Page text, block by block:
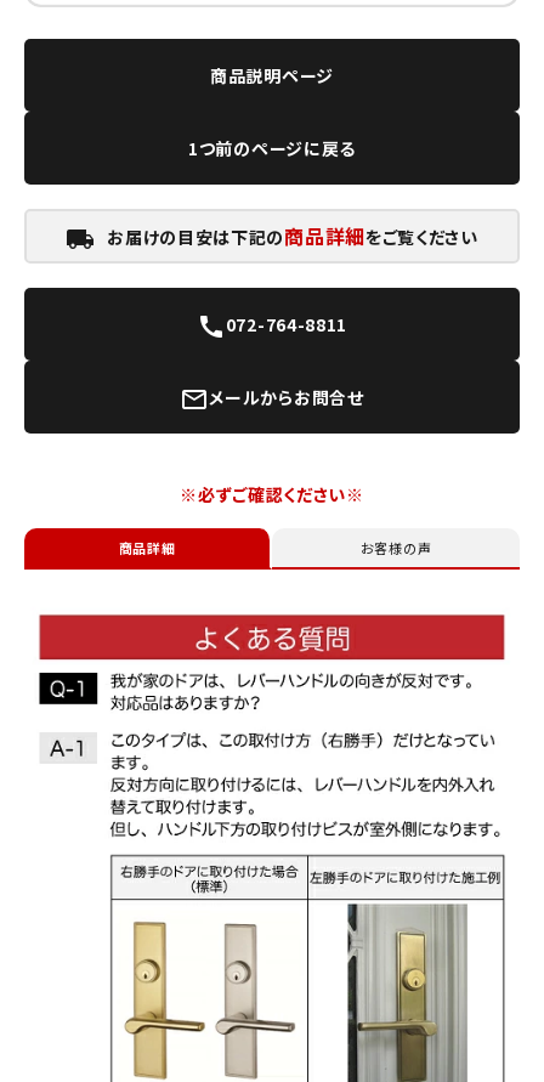
商品説明ページ
1つ前のページに戻る
local_shipping お届けの目安は下記の商品詳細をご覧ください
call 072-764-8811
mail_outlineメールからお問合せ
※必ずご確認ください※
商品詳細 お客様の声